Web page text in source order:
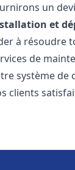
un
et
à résoudre
de
système de
clients